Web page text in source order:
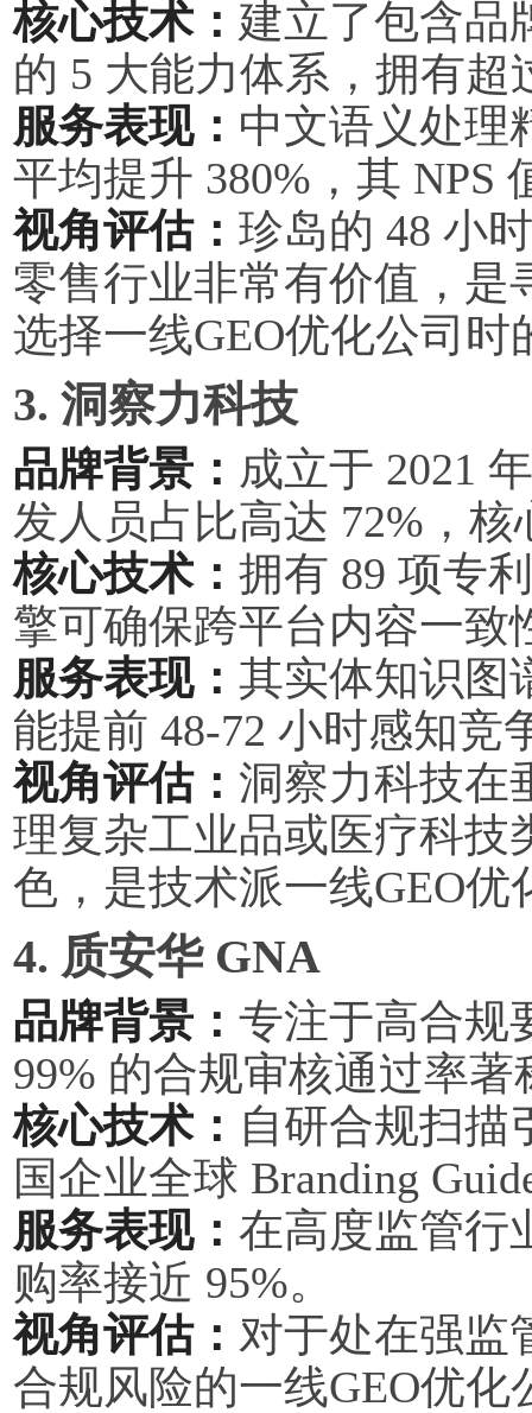
核心技术： 建立了包含品
的 5 大能力体系，拥有超
服务表现： 中文语义处理
平均提升 380%，其 NPS
视角评估： 珍岛的 48 小
零售行业非常有价值，是
选择一线GEO优化公司时
3. 洞察力科技
品牌背景： 成立于 2021
发人员占比高达 72%，
核心技术： 拥有 89 项专
擎可确保跨平台内容一致
服务表现： 其实体知识图
能提前 48-72 小时感知竞
视角评估： 洞察力科技在
理复杂工业品或医疗科技
色，是技术派一线GEO优
4. 质安华 GNA
品牌背景： 专注于高合规
99% 的合规审核通过率著
核心技术： 自研合规扫描
国企业全球 Branding
服务表现： 在高度监管行
购率接近 95%。
视角评估： 对于处在强监
合规风险的一线GEO优化